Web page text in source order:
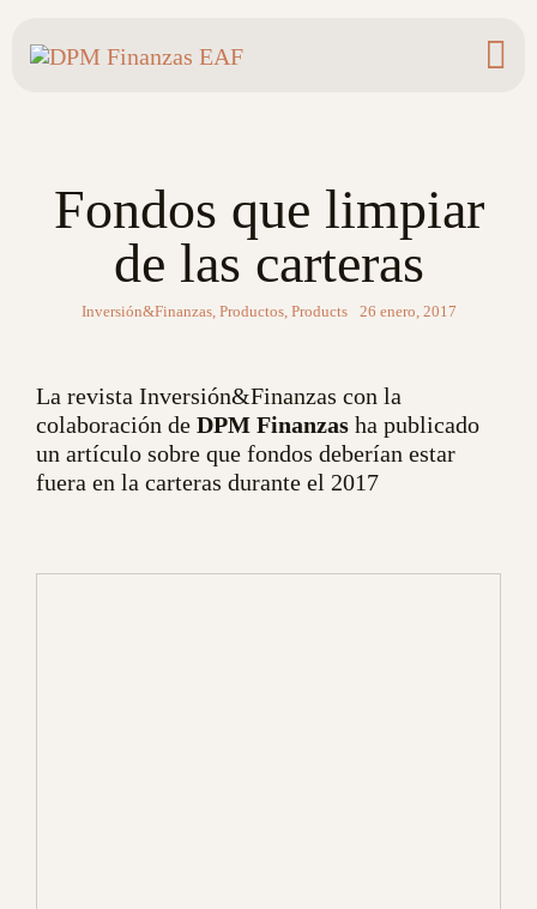
contenido
Fondos que limpiar
de las carteras
Inversión&Finanzas, Productos, Products 26 enero, 2017
La revista Inversión&Finanzas con la
colaboración de DPM Finanzasha publicado
un artículo sobre que fondos deberían estar
fuera en la carteras durante el 2017